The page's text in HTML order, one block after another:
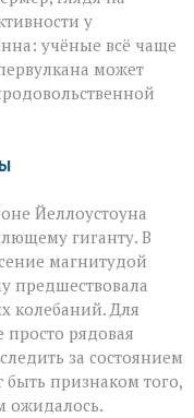
урожаю
у
учёные всё чаще
может
Йеллоустоуна
гиганту. В
магнитудой
предшествовала
колебаний. Для
рядовая
за состоянием
признаком того,
ожидалось.